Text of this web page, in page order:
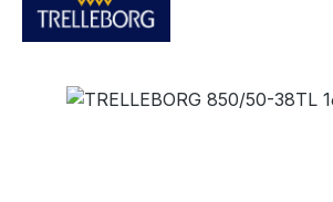
Bildergalerie überspringen